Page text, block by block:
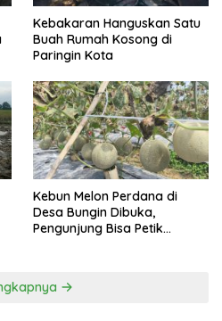
Kebakaran Hanguskan Satu
Buah Rumah Kosong di
Paringin Kota
Kebun Melon Perdana di
Desa Bungin Dibuka,
Pengunjung Bisa Petik